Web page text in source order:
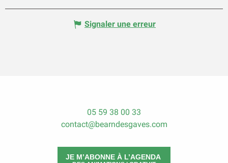
Signaler une erreur
05 59 38 00 33
contact@bearndesgaves.com
JE M’ABONNE À L’AGENDA